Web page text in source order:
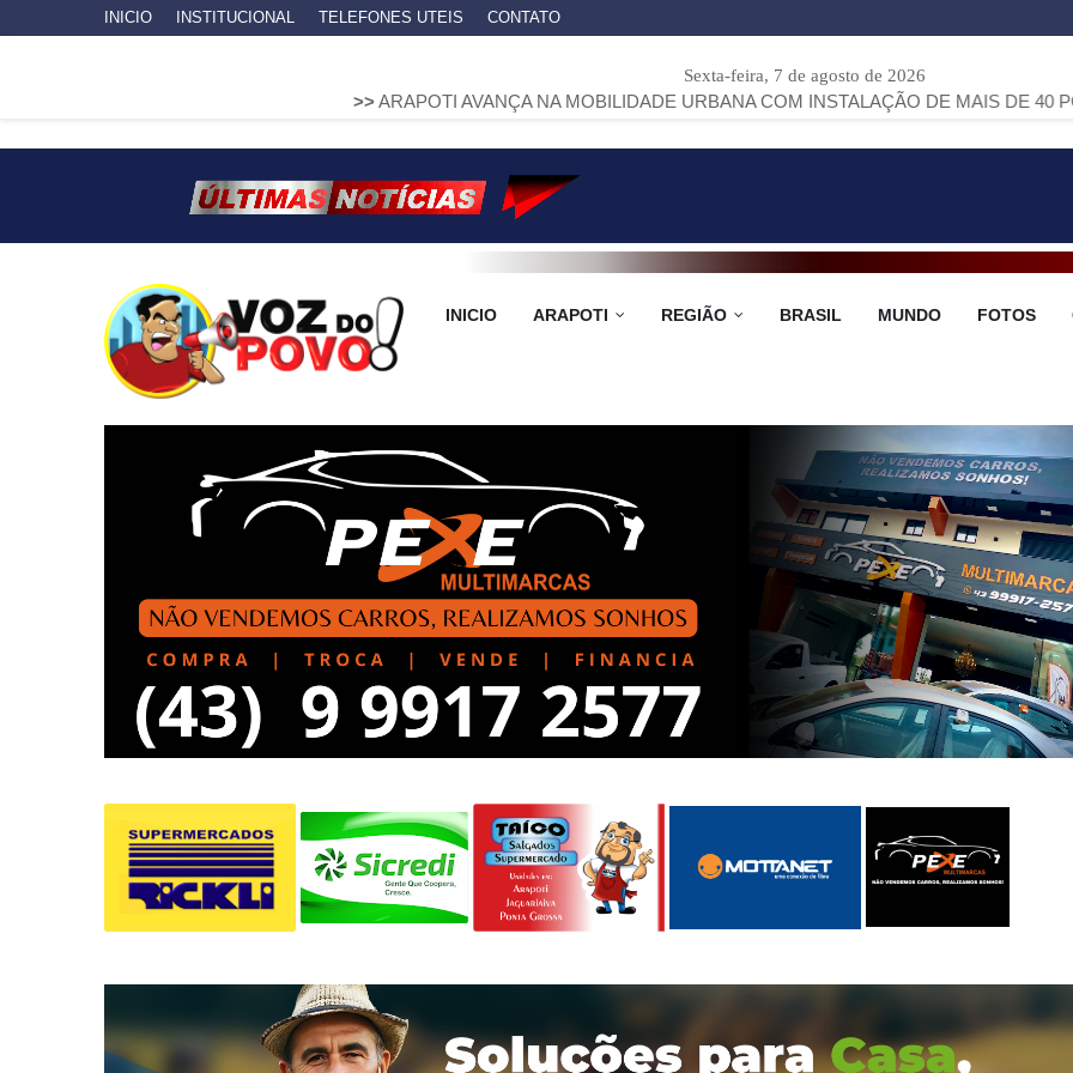
INICIO INSTITUCIONAL TELEFONES UTEIS CONTATO
Sexta-feira, 7 de agosto de 2026
ARAPOTI AVANÇA NA MOBILIDADE URBANA COM INSTALAÇÃO DE MAIS DE 40 PONTOS DE
INICIO ARAPOTI REGIÃO BRASIL MUNDO FOTOS